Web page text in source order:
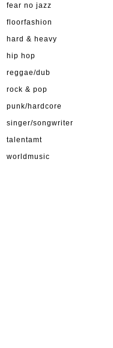
fear no jazz
floorfashion
hard & heavy
hip hop
reggae/dub
rock & pop
punk/hardcore
singer/songwriter
talentamt
worldmusic